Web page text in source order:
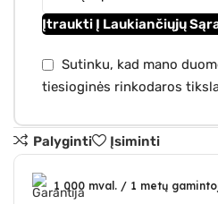
Įtraukti Į Laukiančiųjų
Sutinku, kad mano
tiesioginės rinkodaros
Palyginti Įsiminti
1 000 mval. / 1 metų